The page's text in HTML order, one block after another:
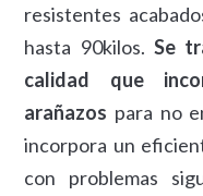
resistentes
hasta 90kilos. Se
calidad que
arañazos para no
incorpora un
con problemas